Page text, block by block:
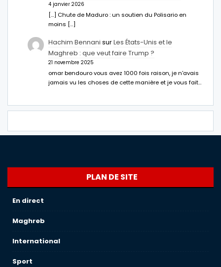
4 janvier 2026
[…] Chute de Maduro : un soutien du Polisario en
moins […]
Hachim Bennani surLes États-Unis et le
Maghreb : que veut faire Trump ?
21 novembre 2025
omar bendouro vous avez 1000 fois raison, je n'avais
jamais vu les choses de cette manière et je vous fait…
PLAN DE SITE
En direct
Maghreb
International
Sport